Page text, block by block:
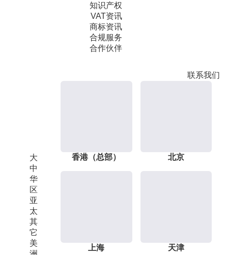
知识产权
VAT资讯
商标资讯
合规服务
合作伙伴
联系我们
大
中
华
区
亚
太
其
它
美
香港（总部） 北京
上海 天津